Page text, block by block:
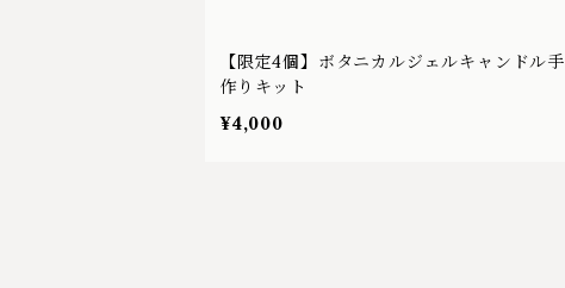
【限定4個】ボタニカルジェルキャンドル手
作りキット
¥4,000